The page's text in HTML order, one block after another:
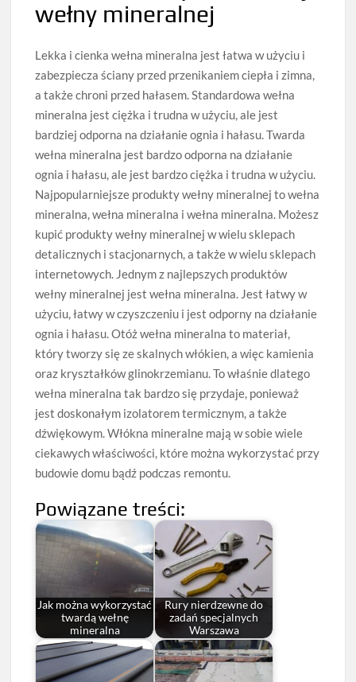
wełny mineralnej
Lekka i cienka wełna mineralna jest łatwa w użyciu i
zabezpiecza ściany przed przenikaniem ciepła i zimna,
a także chroni przed hałasem. Standardowa wełna
mineralna jest ciężka i trudna w użyciu, ale jest
bardziej odporna na działanie ognia i hałasu. Twarda
wełna mineralna jest bardzo odporna na działanie
ognia i hałasu, ale jest bardzo ciężka i trudna w użyciu.
Najpopularniejsze produkty wełny mineralnej to wełna
mineralna, wełna mineralna i wełna mineralna. Możesz
kupić produkty wełny mineralnej w wielu sklepach
detalicznych i stacjonarnych, a także w wielu sklepach
internetowych. Jednym z najlepszych produktów
wełny mineralnej jest wełna mineralna. Jest łatwy w
użyciu, łatwy w czyszczeniu i jest odporny na działanie
ognia i hałasu. Otóż wełna mineralna to materiał,
który tworzy się ze skalnych włókien, a więc kamienia
oraz kryształków glinokrzemianu. To właśnie dlatego
wełna mineralna tak bardzo się przydaje, ponieważ
jest doskonałym izolatorem termicznym, a także
dźwiękowym. Włókna mineralne mają w sobie wiele
ciekawych właściwości, które można wykorzystać przy
budowie domu bądź podczas remontu.
Powiązane treści:
Jak można wykorzystać
twardą wełnę
mineralna
Rury nierdzewne do
zadań specjalnych
Warszawa